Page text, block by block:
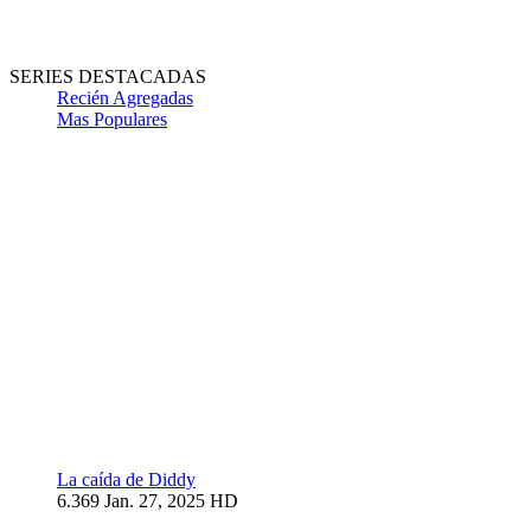
SERIES DESTACADAS
Recién Agregadas
Mas Populares
La caída de Diddy
6.369 Jan. 27, 2025 HD